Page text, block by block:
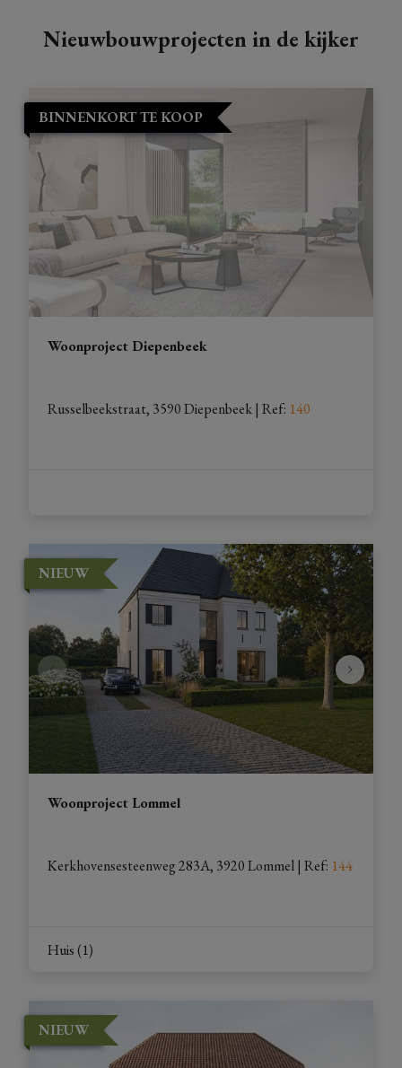
Nieuwbouwprojecten in de kijker
BINNENKORT TE KOOP
Woonproject Diepenbeek
Russelbeekstraat, 3590 Diepenbeek | Ref: 140
NIEUW
Woonproject Lommel
Kerkhovensesteenweg 283A, 3920 Lommel | Ref: 144
Huis (1)
NIEUW